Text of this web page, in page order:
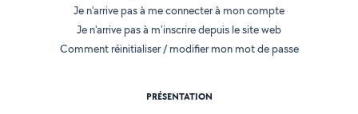
Je n'arrive pas à me connecter à mon compte
Je n'arrive pas à m'inscrire depuis le site web
Comment réinitialiser / modifier mon mot de passe
PRÉSENTATION